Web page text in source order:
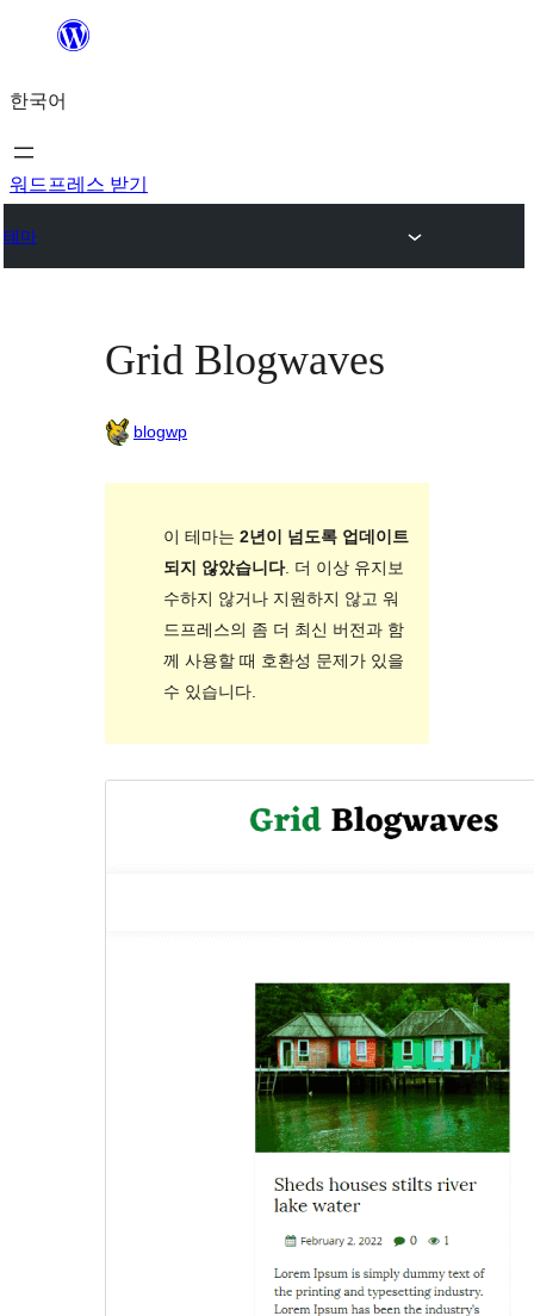
츠
로
바
가
한국어
워드프레스 받기
테마
Grid Blogwaves
blogwp
이 테마는 2년이 넘도록 업데이트
되지 않았습니다. 더 이상 유지보
수하지 않거나 지원하지 않고 워
드프레스의 좀 더 최신 버전과 함
께 사용할 때 호환성 문제가 있을
수 있습니다.